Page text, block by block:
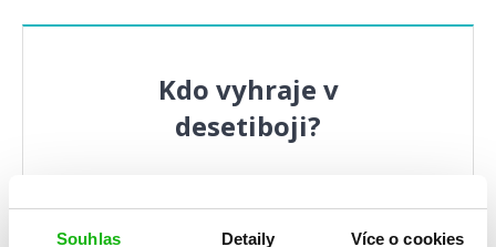
Souhlas Detaily Více o cookies
Kdo vyhraje v
desetiboji?